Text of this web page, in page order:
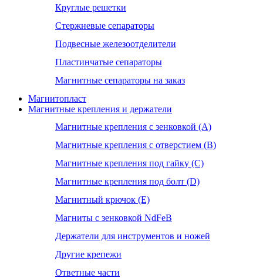
Круглые решетки
Стержневые сепараторы
Подвесные железоотделители
Пластинчатые сепараторы
Магнитные сепараторы на заказ
Магнитопласт
Магнитные крепления и держатели
Магнитные крепления с зенковкой (А)
Магнитные крепления с отверстием (В)
Магнитные крепления под гайку (С)
Магнитные крепления под болт (D)
Магнитный крючок (Е)
Магниты с зенковкой NdFeB
Держатели для инструментов и ножей
Другие крепежи
Ответные части